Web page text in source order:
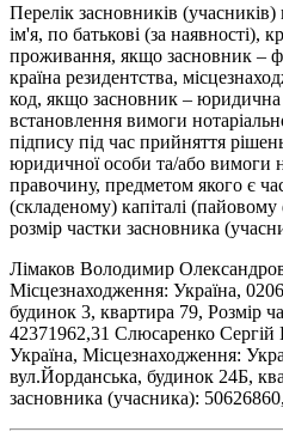
Перелік засновників
ім'я, по батькові (за наявності),
проживання, якщо засновник –
країна резидентства,
код, якщо засновник – юридична
встановлення вимоги
підпису під час прийняття
юридичної особи та/або вимоги
правочину, предметом якого є
(складеному) капіталі
розмір частки засновника
Лімаков Володимир
Місцезнаходження: Україна,
будинок 3, квартира 79, Розмір
42371962,31 Слюсаренко
Україна, Місцезнаходження:
вул.Йорданська, будинок 24Б,
засновника (учасника):